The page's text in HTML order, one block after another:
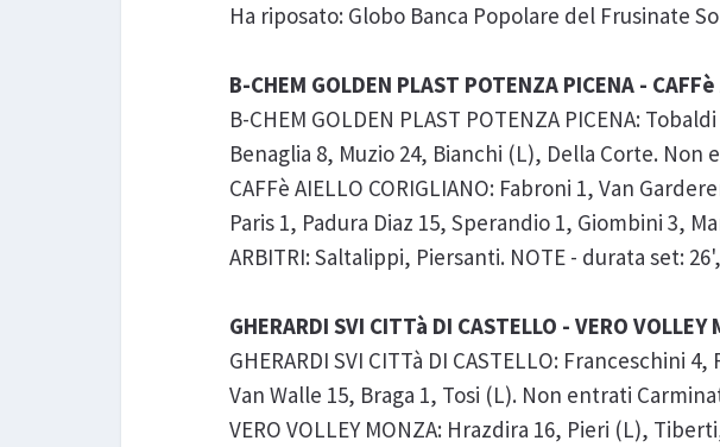
Ha riposato: Globo Banca Popolare del Frusinate
B-CHEM GOLDEN PLAST POTENZA PICENA -
B-CHEM GOLDEN PLAST POTENZA PICENA:
Benaglia 8, Muzio 24, Bianchi (L), Della Corte. Non
CAFFè AIELLO CORIGLIANO: Fabroni 1, Van
Paris 1, Padura Diaz 15, Sperandio 1, Giombini 3,
ARBITRI: Saltalippi, Piersanti. NOTE - durata set:
GHERARDI SVI CITTà DI CASTELLO - VERO
GHERARDI SVI CITTà DI CASTELLO: Franceschini
Van Walle 15, Braga 1, Tosi (L). Non entrati
VERO VOLLEY MONZA: Hrazdira 16, Pieri (L),